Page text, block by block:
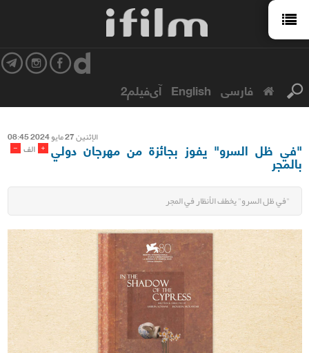
فارسی English آی‌فیلم2
الإثنین 27 مایو 2024 08:45
- الف + "في ظل السرو" يفوز بجائزة من مهرجان دولي
بالمجر
"في ظل السرو" يخطف الأنظار في المجر